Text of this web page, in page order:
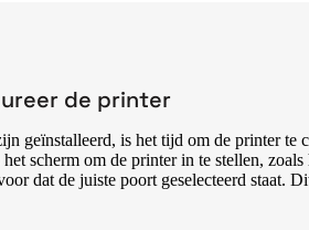
de printer
geïnstalleerd, is het tijd om de printer
scherm om de printer in te stellen,
dat de juiste poort geselecteerd staat.